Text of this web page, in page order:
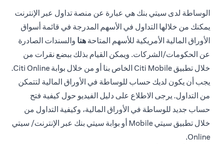
الوساطة لدى سيتي بنك هي عبارة عن منصة تداول عبر الإنترنت
يمكنك من خلالها التداول في الأسهم المدرجة في قائمة أسواق
الأوراق المالية الأمريكية للأسهم المتاحة هنا والسندات الصادرة
عن الحكومات/الشركات. ويمكن القيام بذلك ببضع نقرات من
خلال تطبيق Citi Mobile الخاص بنا أو من خلال بوابة Citi Online.
يجب أن يكون لديك حساب للوساطة في الأوراق المالية لتتمكن
من التداول. يرجى الاطلاع على دليل الفيديو حول كيفية فتح
حساب جديد للوساطة في الأوراق المالية، وكيفية التداول من
خلال تطبيق سيتي Mobile أو بوابة سيتي بنك عبر الإنترنت/ سيتي
Online.